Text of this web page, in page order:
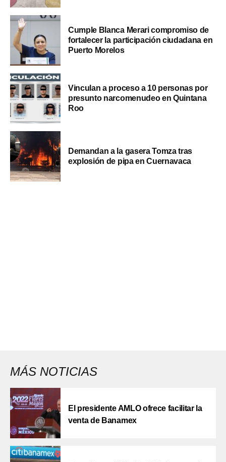
Cumple Blanca Merari compromiso de
fortalecer la participación ciudadana en
Puerto Morelos
Vinculan a proceso a 10 personas por
presunto narcomenudeo en Quintana
Roo
Demandan a la gasera Tomza tras
explosión de pipa en Cuernavaca
MÁS NOTICIAS
El presidente AMLO ofrece facilitar la
venta de Banamex